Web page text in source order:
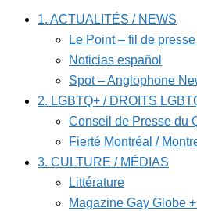
1. ACTUALITÉS / NEWS
Le Point – fil de
Noticias español
Spot – Anglophone
2. LGBTQ+ / DROITS
Conseil de Presse du
Fierté Montréal /
3. CULTURE / MÉDIAS
Littérature
Magazine Gay Globe